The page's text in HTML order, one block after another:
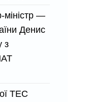
міністр —
Денис
з
ТЕС